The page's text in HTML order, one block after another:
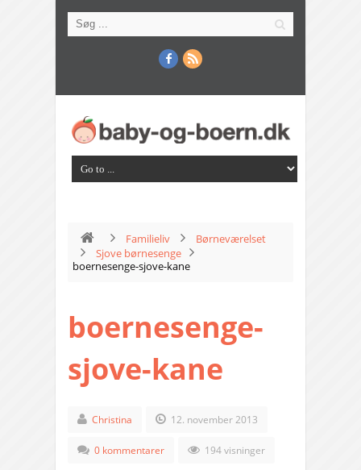
Familieliv
Børneværelset
Sjove børnesenge
boernesenge-sjove-kane
boernesenge-
sjove-kane
Christina 12. november 2013
0 kommentarer 194 visninger